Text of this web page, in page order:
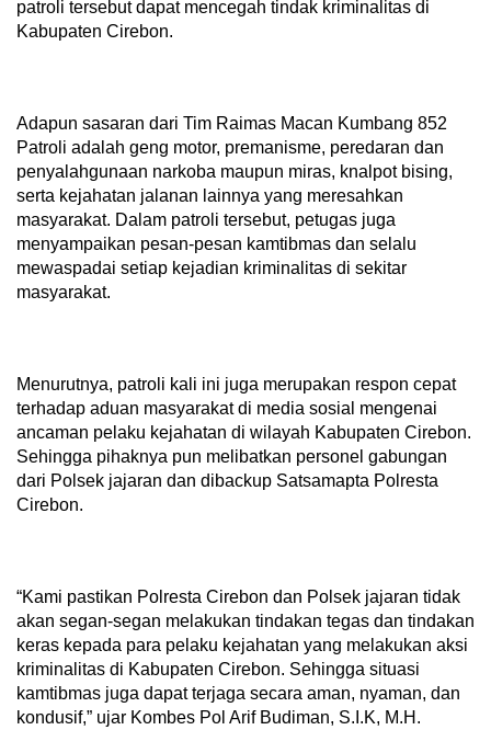
patroli tersebut dapat mencegah tindak kriminalitas di
Kabupaten Cirebon.
Adapun sasaran dari Tim Raimas Macan Kumbang 852
Patroli adalah geng motor, premanisme, peredaran dan
penyalahgunaan narkoba maupun miras, knalpot bising,
serta kejahatan jalanan lainnya yang meresahkan
masyarakat. Dalam patroli tersebut, petugas juga
menyampaikan pesan-pesan kamtibmas dan selalu
mewaspadai setiap kejadian kriminalitas di sekitar
masyarakat.
Menurutnya, patroli kali ini juga merupakan respon cepat
terhadap aduan masyarakat di media sosial mengenai
ancaman pelaku kejahatan di wilayah Kabupaten Cirebon.
Sehingga pihaknya pun melibatkan personel gabungan
dari Polsek jajaran dan dibackup Satsamapta Polresta
Cirebon.
“Kami pastikan Polresta Cirebon dan Polsek jajaran tidak
akan segan-segan melakukan tindakan tegas dan tindakan
keras kepada para pelaku kejahatan yang melakukan aksi
kriminalitas di Kabupaten Cirebon. Sehingga situasi
kamtibmas juga dapat terjaga secara aman, nyaman, dan
kondusif,” ujar Kombes Pol Arif Budiman, S.I.K, M.H.